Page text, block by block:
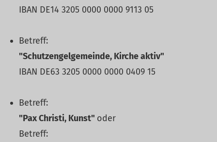
IBAN DE14 3205 0000 0000 9113 05
Betreff:
"Schutzengelgemeinde, Kirche aktiv"
IBAN DE63 3205 0000 0000 0409 15
Betreff:
"Pax Christi, Kunst" oder
Betreff: